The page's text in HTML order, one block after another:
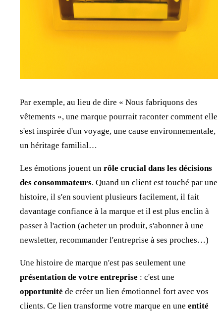
Par exemple, au lieu de dire « Nous fabriquons des
vêtements », une marque pourrait raconter comment elle
s'est inspirée d'un voyage, une cause environnementale,
un héritage familial…
Les émotions jouent un rôle crucial dans les décisions
des consommateurs. Quand un client est touché par une
histoire, il s'en souvient plusieurs facilement, il fait
davantage confiance à la marque et il est plus enclin à
passer à l'action (acheter un produit, s'abonner à une
newsletter, recommander l'entreprise à ses proches…)
Une histoire de marque n'est pas seulement une
présentation de votre entreprise : c'est une
opportunité de créer un lien émotionnel fort avec vos
clients. Ce lien transforme votre marque en une entité